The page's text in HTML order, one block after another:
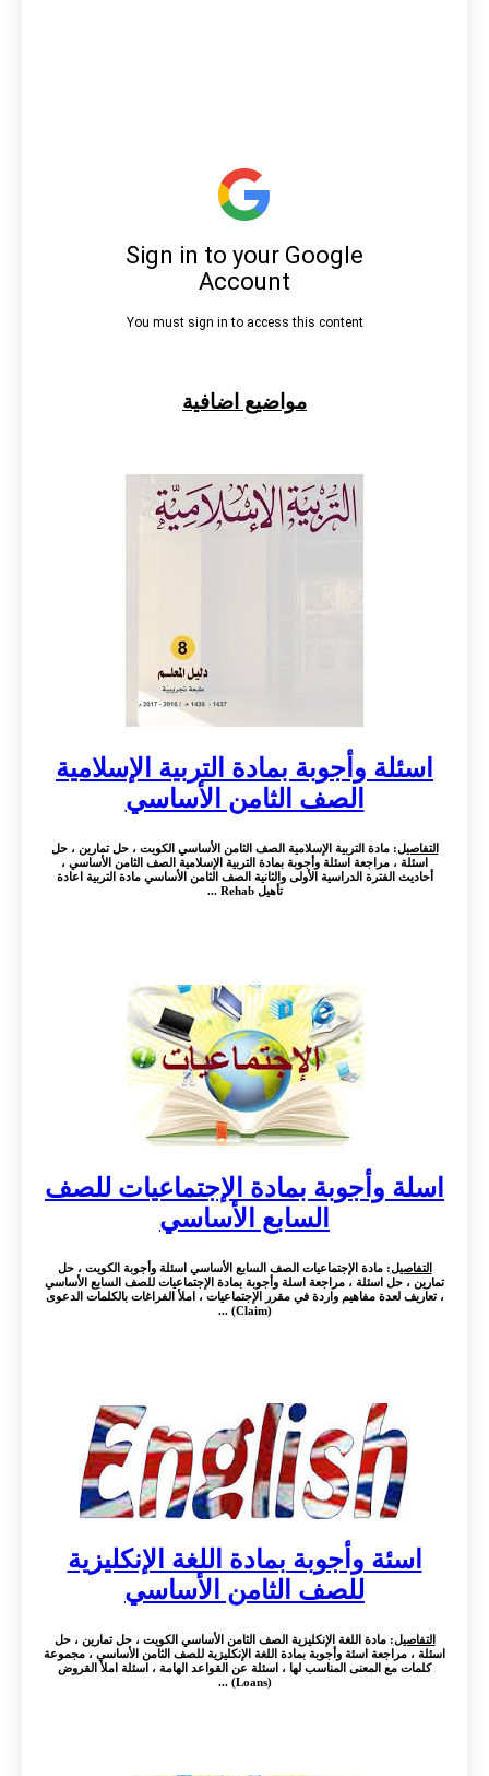
مواضيع اضافية
اسئلة وأجوبة بمادة التربية الإسلامية
الصف الثامن الأساسي
التفاصيل: مادة التربية الإسلامية الصف الثامن الأساسي الكويت ، حل تمارين ، حل
اسئلة ، مراجعة اسئلة وأجوبة بمادة التربية الإسلامية الصف الثامن الأساسي ،
أحاديث الفترة الدراسية الأولى والثانية الصف الثامن الأساسي مادة التربية اعادة
تأهيل Rehab ...
اسلة وأجوبة بمادة الإجتماعيات للصف
السابع الأساسي
التفاصيل: مادة الإجتماعيات الصف السابع الأساسي اسئلة وأجوبة الكويت ، حل
تمارين ، حل اسئلة ، مراجعة اسلة وأجوبة بمادة الإجتماعيات للصف السابع الأساسي
، تعاريف لعدة مفاهيم واردة في مقرر الإجتماعيات ، املأ الفراغات بالكلمات الدعوى
(Claim) ...
اسئة وأجوبة بمادة اللغة الإنكليزية
للصف الثامن الأساسي
التفاصيل: مادة اللغة الإنكليزية الصف الثامن الأساسي الكويت ، حل تمارين ، حل
اسئلة ، مراجعة اسئة وأجوبة بمادة اللغة الإنكليزية للصف الثامن الأساسي ، مجموعة
كلمات مع المعنى المناسب لها ، اسئلة عن القواعد الهامة ، اسئلة املأ القروض
(Loans) ...